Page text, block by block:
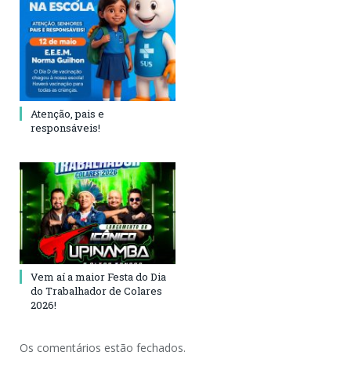
Atenção, pais e
responsáveis!
Vem aí a maior Festa do Dia
do Trabalhador de Colares
2026!
Os comentários estão fechados.